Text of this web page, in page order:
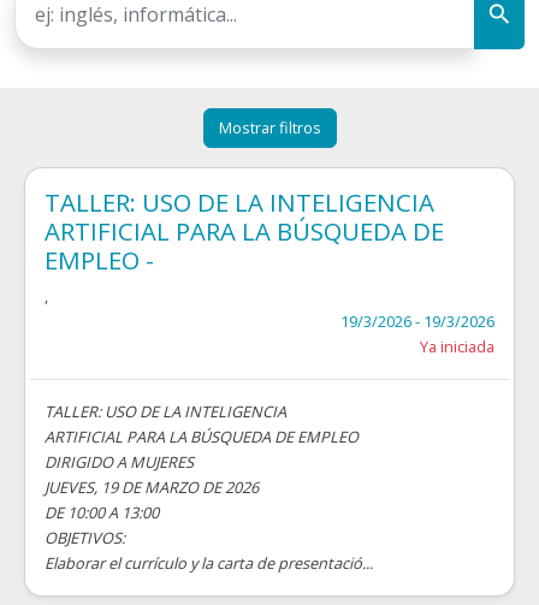
Mostrar filtros
TALLER: USO DE LA INTELIGENCIA
ARTIFICIAL PARA LA BÚSQUEDA DE
EMPLEO -
,
19/3/2026 - 19/3/2026
Ya iniciada
TALLER: USO DE LA INTELIGENCIA
ARTIFICIAL PARA LA BÚSQUEDA DE EMPLEO
DIRIGIDO A MUJERES
JUEVES, 19 DE MARZO DE 2026
DE 10:00 A 13:00
OBJETIVOS:
Elaborar el currículo y la carta de presentació...